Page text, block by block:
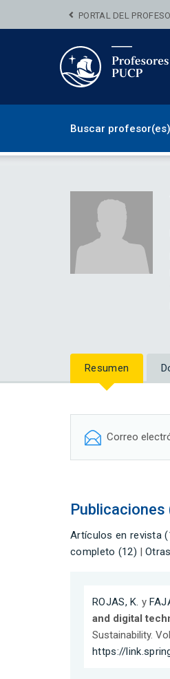
PORTAL DEL
Buscar
Resumen
Correo
Publicaciones
Artículos en revista
completo (12) |
ROJAS, K. y
and digital
Sustainability.
https://